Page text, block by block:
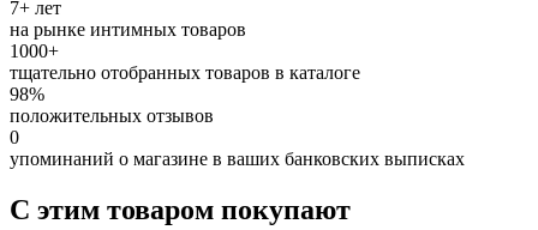
7+ лет
на рынке интимных товаров
1000+
тщательно отобранных товаров в каталоге
98%
положительных отзывов
0
упоминаний о магазине в ваших банковских выписках
С этим товаром покупают